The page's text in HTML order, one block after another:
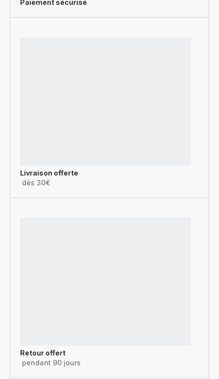
Paiement sécurisé
Livraison offerte
dès 30€
Retour offert
pendant 90 jours